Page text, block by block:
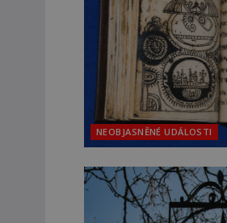
NEOBJASNĚNÉ UDÁLOSTI